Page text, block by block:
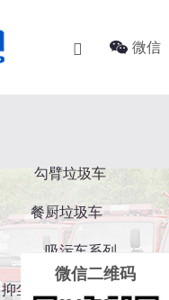
微信

勾臂垃圾车
餐厨垃圾车
吸污车系列
抑尘车
微信二维码